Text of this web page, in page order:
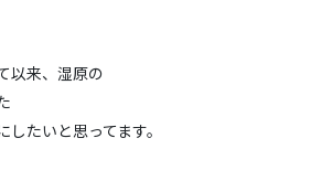
以来、湿原の
たいと思ってます。